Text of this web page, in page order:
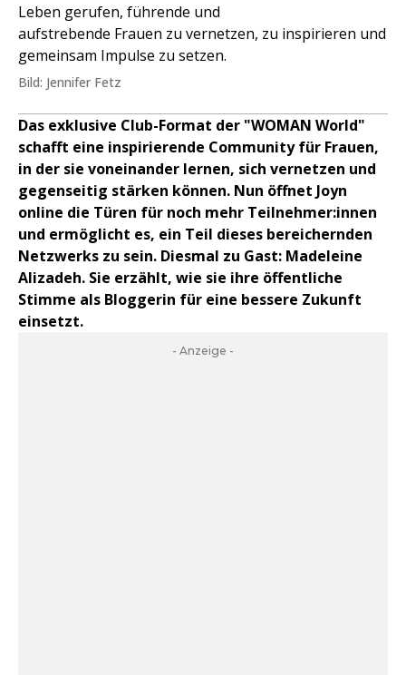
Leben gerufen, führende und
aufstrebende Frauen zu vernetzen, zu inspirieren und
gemeinsam Impulse zu setzen.
Bild: Jennifer Fetz
Das exklusive Club-Format der "WOMAN World"
schafft eine inspirierende Community für Frauen,
in der sie voneinander lernen, sich vernetzen und
gegenseitig stärken können. Nun öffnet Joyn
online die Türen für noch mehr Teilnehmer:innen
und ermöglicht es, ein Teil dieses bereichernden
Netzwerks zu sein. Diesmal zu Gast: Madeleine
Alizadeh. Sie erzählt, wie sie ihre öffentliche
Stimme als Bloggerin für eine bessere Zukunft
einsetzt.
- Anzeige -